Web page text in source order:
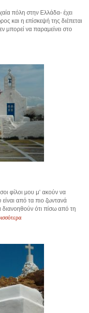
πόλη στην Ελλάδα- έχει
και η επίσκεψή της διέπεται
μπορεί να παραμείνει στο
φίλοι μου μ’ ακούν να
από τα πιο ζωντανά
διανοηθούν ότι πίσω από τη